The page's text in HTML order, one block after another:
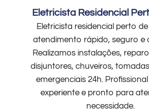
Eletricista Residencial
Eletricista residencial perto
atendimento rápido, seguro e
Realizamos instalações,
disjuntores, chuveiros,
emergenciais 24h.
experiente e pronto para
necessidade.